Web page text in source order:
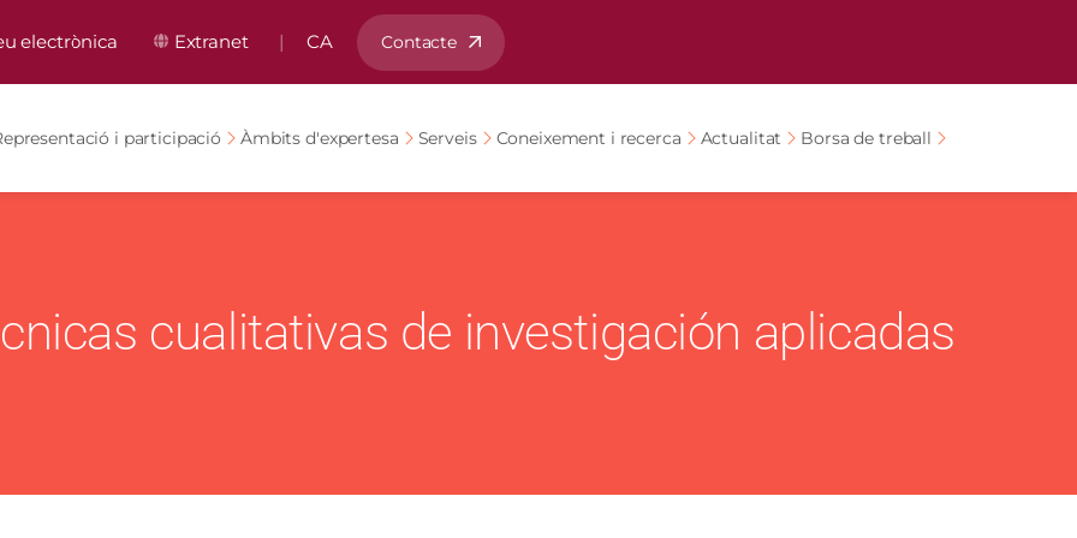
capçalera
electrònica Extranet CA Contacte
i participació Àmbits d'expertesa Serveis Coneixement i recerca Actualitat Borsa de treball
cualitativas de investigación aplicadas